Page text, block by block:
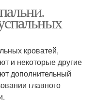
кроватей,
и некоторые другие
дополнительный
главного